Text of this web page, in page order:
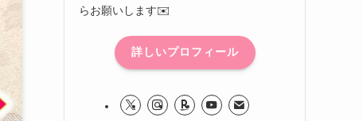
らお願いします✉️
詳しいプロフィール